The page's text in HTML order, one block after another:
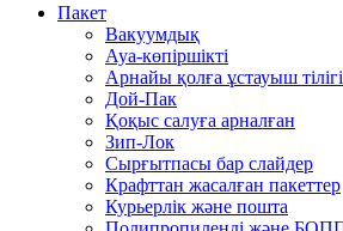
Пакет
Вакуумдық
Ауа-көпіршікті
Арнайы қолға ұстауыш
Дой-Пак
Қоқыс салуға арналған
Зип-Лок
Сырғытпасы бар слайдер
Крафттан жасалған пакеттер
Курьерлік және пошта